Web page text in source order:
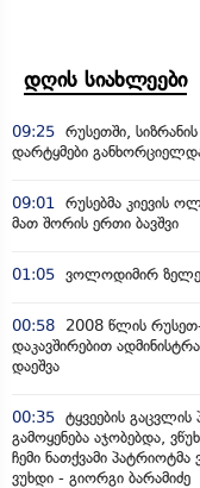
დღის სიახლეები
09:25 რუსეთში,
დარტყმები
09:01
რუსებმა კიევის
მათ შორის ერთი ბავშვი
01:05 ვოლოდიმირ
00:58
2008 წლის
დაკავშირებით
დაეშვა
00:35 ტყვეების გაცვლის
გამოყენება აჯობებდა,
ჩემი ნათქვამი
ვუხდი - გიორგი ბარამიძე